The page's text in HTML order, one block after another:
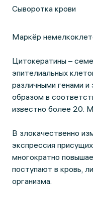
Сыворотка крови
Маркёр
Цитокератины –
эпителиальных
различными генами
образом в
известно более 20.
В злокачественно
экспрессия
многократно
поступают в кровь,
организма.